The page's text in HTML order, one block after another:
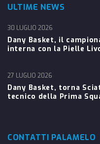
ULTIME NEWS
Dany Basket, il
interna con la Pielle
30 LUGLIO 2026
Dany Basket, torna
tecnico della Prima
27 LUGLIO 2026
CONTATTI PALAMELO